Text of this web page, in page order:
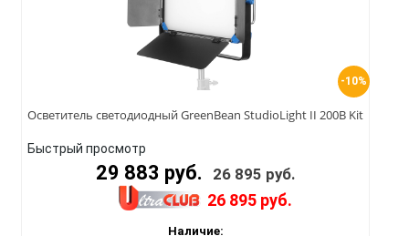
-10%
Осветитель светодиодный GreenBean StudioLight II 200B Kit
Быстрый просмотр
29 883 руб. 26 895 руб.
26 895 руб.
Наличие: